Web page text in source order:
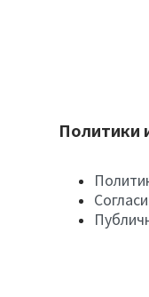
Политики